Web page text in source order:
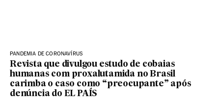
PANDEMIA DE CORONAVÍRUS
Revista que divulgou estudo de cobaias
humanas com proxalutamida no Brasil
carimba o caso como “preocupante” após
denúncia do EL PAÍS